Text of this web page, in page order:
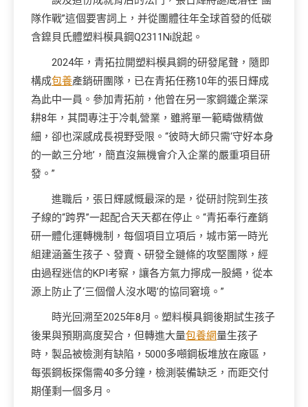
隊作戰”這個要害詞上，并從團體往年全球首發的低碳
含鎳貝氏體塑料模具鋼Q2311Ni說起。
2024年，青拓拉開塑料模具鋼的研發尾聲，隨即
構成包養產銷研團隊，已在青拓任務10年的張日輝成
為此中一員。參加青拓前，他曾在另一家鋼鐵企業深
耕8年，其間專注于冷軋營業，雖將單一範疇做精做
細，卻也深感成長視野受限。“彼時大師只需‘守好本身
的一畝三分地’，簡直沒無機會介入企業的嚴重項目研
發。”
進職后，張日輝感慨最深的是，從研討院到生孩
子線的“跨界”一起配合天天都在停止。“青拓奉行產銷
研一體化運轉機制，每個項目立項后，城市第一時光
組建涵蓋生孩子、發賣、研發全鏈條的攻堅團隊，經
由過程迷信的KPI考察，讓各方氣力擰成一股繩，從本
源上防止了‘三個僧人沒水喝’的協同窘境。”
時光回溯至2025年8月。塑料模具鋼後期試生孩子
後果與預期高度契合，但轉進大量包養網量生孩子
時，製品被檢測有缺陷，5000多噸鋼板堆放在廠區，
每張鋼板探傷需40多分鐘，檢測裝備缺乏，而距交付
期僅剩一個多月。